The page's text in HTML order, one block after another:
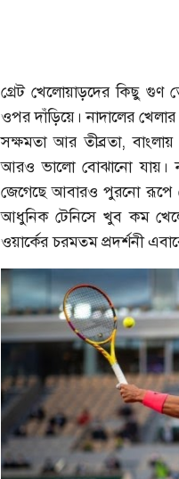
গ্রেট খেলোয়াড়দের কিছু
ওপর দাঁড়িয়ে। নাদালের
সক্ষমতা আর তীব্রতা,
আরও ভালো বোঝানো
জেগেছে আবারও পুরনো রূপে
আধুনিক টেনিসে খুব কম
ওয়ার্কের চরমতম প্রদর্শনী